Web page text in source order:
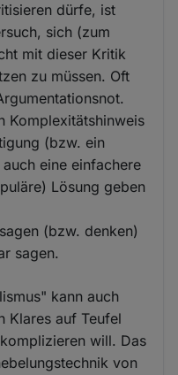
dürfe, ist
sich (zum
mit dieser Kritik
zu müssen. Oft
Komplexitätshinweis
(bzw. ein
eine einfachere
Lösung geben
(bzw. denken)
sagen.
kann auch
Klares auf Teufel
will. Das
von